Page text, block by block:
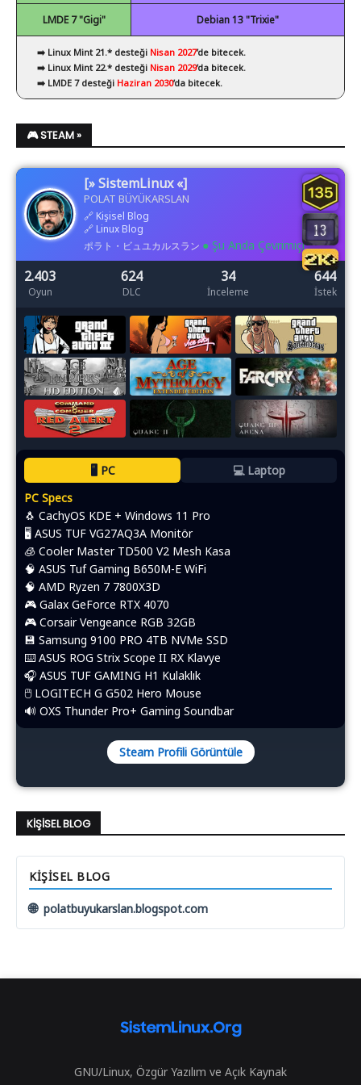
LMDE 7 "Gigi" Debian 13 "Trixie"
➡️ Linux Mint 21.* desteği Nisan 2027’de bitecek.
➡️ Linux Mint 22.* desteği Nisan 2029’da bitecek.
➡️ LMDE 7 desteği Haziran 2030’da bitecek.
🎮 STEAM »
[» SistemLinux «]
POLAT BÜYÜKARSLAN
🔗 Kişisel Blog
🔗 Linux Blog
ポラト・ビュユカルスラン ● Şu Anda Çevrimiçi
2.403
Oyun
624
DLC
34
İnceleme
644
İstek
🖥️ PC
💻 Laptop
PC Specs
🐧 CachyOS KDE + Windows 11 Pro
🖥️ ASUS TUF VG27AQ3A Monitör
🧊 Cooler Master TD500 V2 Mesh Kasa
🧠 ASUS Tuf Gaming B650M-E WiFi
🧠 AMD Ryzen 7 7800X3D
🎮 Galax GeForce RTX 4070
🎮 Corsair Vengeance RGB 32GB
💾 Samsung 9100 PRO 4TB NVMe SSD
⌨️​ ASUS ROG Strix Scope II RX Klavye
🎧 ASUS TUF GAMING H1 Kulaklık
🖱️​ LOGITECH G G502 Hero Mouse
🔊 OXS Thunder Pro+ Gaming Soundbar
Steam Profili Görüntüle
KIŞISEL BLOG
KIŞISEL BLOG
🌐 polatbuyukarslan.blogspot.com
GNU/Linux, Özgür Yazılım ve Açık Kaynak